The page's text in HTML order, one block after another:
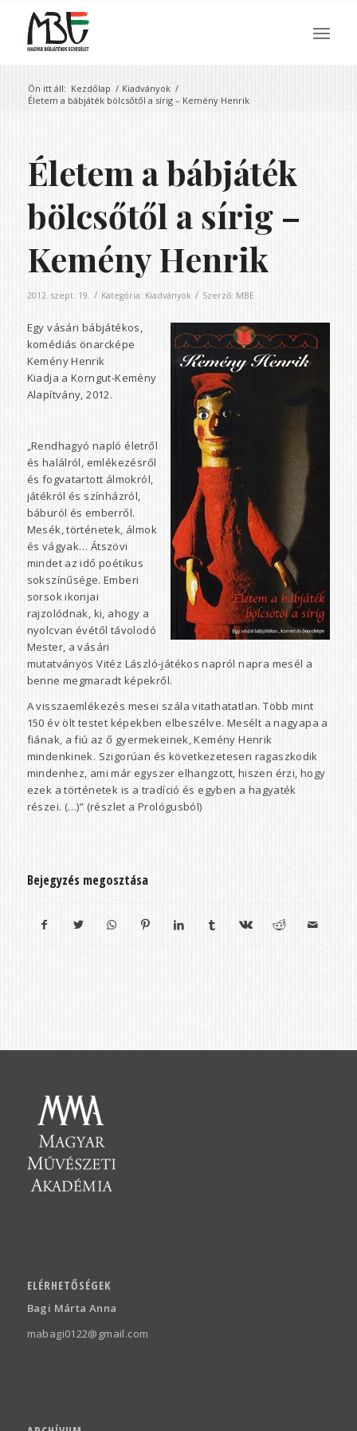
Ön itt áll: Kezdőlap / Kiadványok /
Életem a bábjáték bölcsőtől a sírig – Kemény Henrik
Életem a bábjáték
bölcsőtől a sírig –
Kemény Henrik
2012. szept. 19. / Kategória: Kiadványok / Szerző: MBE
Egy vásári bábjátékos,
komédiás önarcképe
Kemény Henrik
Kiadja a Korngut-Kemény
Alapítvány, 2012.
„Rendhagyó napló életről
és halálról, emlékezésről
és fogvatartott álmokról,
játékról és színházról,
báburól és emberről.
Mesék, történetek, álmok
és vágyak… Átszövi
mindet az idő poétikus
sokszínűsége. Emberi
sorsok ikonjai
rajzolódnak, ki, ahogy a
nyolcvan évétől távolodó
Mester, a vásári
mutatványos Vitéz László-játékos napról napra mesél a
benne megmaradt képekről.
A visszaemlékezés mesei szála vitathatatlan. Több mint
150 év ölt testet képekben elbeszélve. Mesélt a nagyapa a
fiának, a fiú az ő gyermekeinek, Kemény Henrik
mindenkinek. Szigorúan és következetesen ragaszkodik
mindenhez, ami már egyszer elhangzott, hiszen érzi, hogy
ezek a történetek is a tradíció és egyben a hagyaték
részei. (…)” (részlet a Prológusból)
Bejegyzés megosztása
ELÉRHETŐSÉGEK
Bagi Márta Anna
mabagi0122@gmail.com